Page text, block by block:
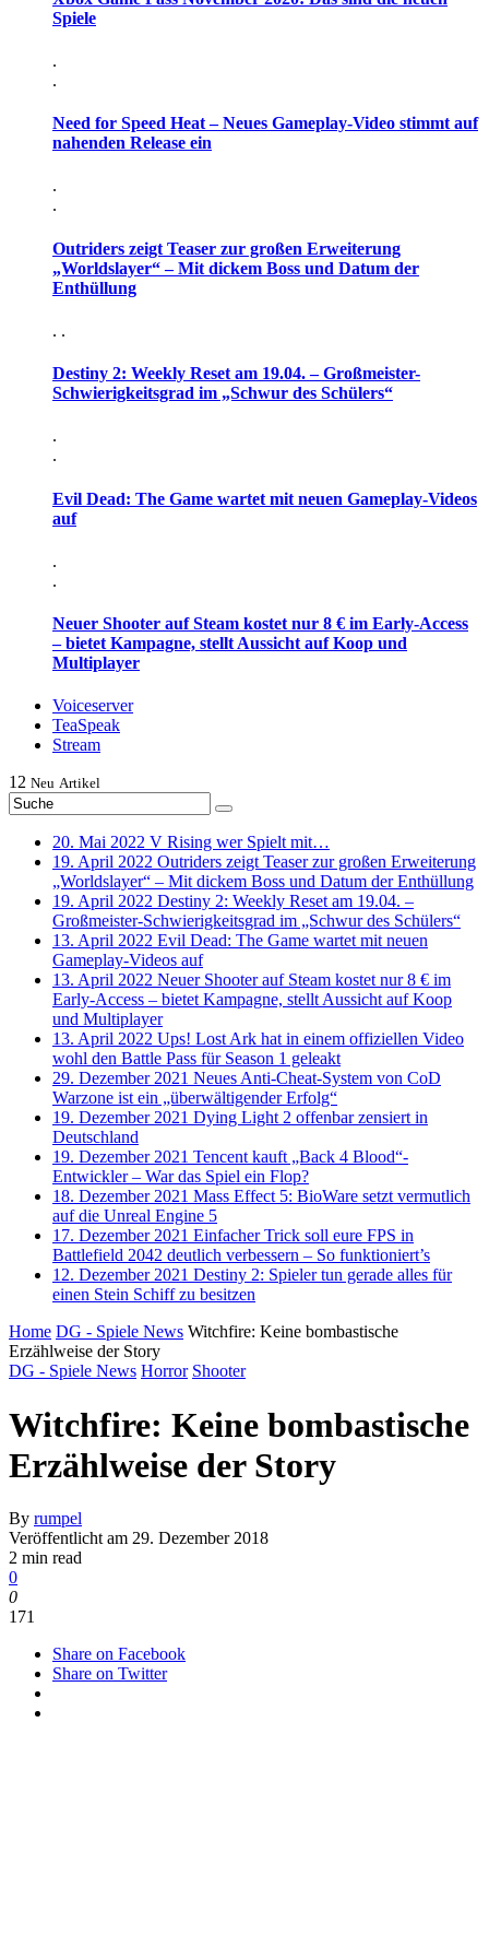
Spiele
.
.
Need for Speed Heat – Neues Gameplay-Video stimmt auf
nahenden Release ein
.
.
Outriders zeigt Teaser zur großen Erweiterung
„Worldslayer“ – Mit dickem Boss und Datum der
Enthüllung
. .
Destiny 2: Weekly Reset am 19.04. – Großmeister-
Schwierigkeitsgrad im „Schwur des Schülers“
.
.
Evil Dead: The Game wartet mit neuen Gameplay-Videos
auf
.
.
Neuer Shooter auf Steam kostet nur 8 € im Early-Access
– bietet Kampagne, stellt Aussicht auf Koop und
Multiplayer
Voiceserver
TeaSpeak
Stream
12 Neu Artikel
20. Mai 2022 V Rising wer Spielt mit…
19. April 2022 Outriders zeigt Teaser zur großen Erweiterung
„Worldslayer“ – Mit dickem Boss und Datum der Enthüllung
19. April 2022 Destiny 2: Weekly Reset am 19.04. –
Großmeister-Schwierigkeitsgrad im „Schwur des Schülers“
13. April 2022 Evil Dead: The Game wartet mit neuen
Gameplay-Videos auf
13. April 2022 Neuer Shooter auf Steam kostet nur 8 € im
Early-Access – bietet Kampagne, stellt Aussicht auf Koop
und Multiplayer
13. April 2022 Ups! Lost Ark hat in einem offiziellen Video
wohl den Battle Pass für Season 1 geleakt
29. Dezember 2021 Neues Anti-Cheat-System von CoD
Warzone ist ein „überwältigender Erfolg“
19. Dezember 2021 Dying Light 2 offenbar zensiert in
Deutschland
19. Dezember 2021 Tencent kauft „Back 4 Blood“-
Entwickler – War das Spiel ein Flop?
18. Dezember 2021 Mass Effect 5: BioWare setzt vermutlich
auf die Unreal Engine 5
17. Dezember 2021 Einfacher Trick soll eure FPS in
Battlefield 2042 deutlich verbessern – So funktioniert’s
12. Dezember 2021 Destiny 2: Spieler tun gerade alles für
einen Stein Schiff zu besitzen
Home DG - Spiele News Witchfire: ​Keine bombastische
Erzählweise der Story
DG - Spiele News Horror Shooter
Witchfire: ​Keine bombastische
Erzählweise der Story
By rumpel
Veröffentlicht am 29. Dezember 2018
2 min read
0
0
171
Share on Facebook
Share on Twitter